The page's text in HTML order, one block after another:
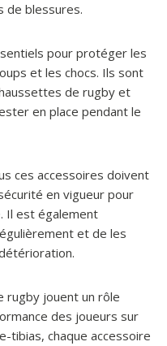
de blessures.
pour protéger les
et les chocs. Ils sont
de rugby et
en place pendant le
ces accessoires doivent
en vigueur pour
Il est également
et de les
rugby jouent un rôle
des joueurs sur
tibias, chaque accessoire